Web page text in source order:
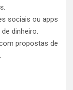
sociais ou apps
dinheiro.
propostas de